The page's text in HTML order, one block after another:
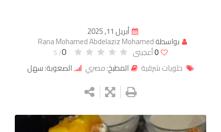
أبريل 11, 2025
بواسطةRana Mohamed Abdelaziz Mohamed
0أعجبنى / 5
حلويات شرقية المطبخ:مصري الصعوبة: سهل